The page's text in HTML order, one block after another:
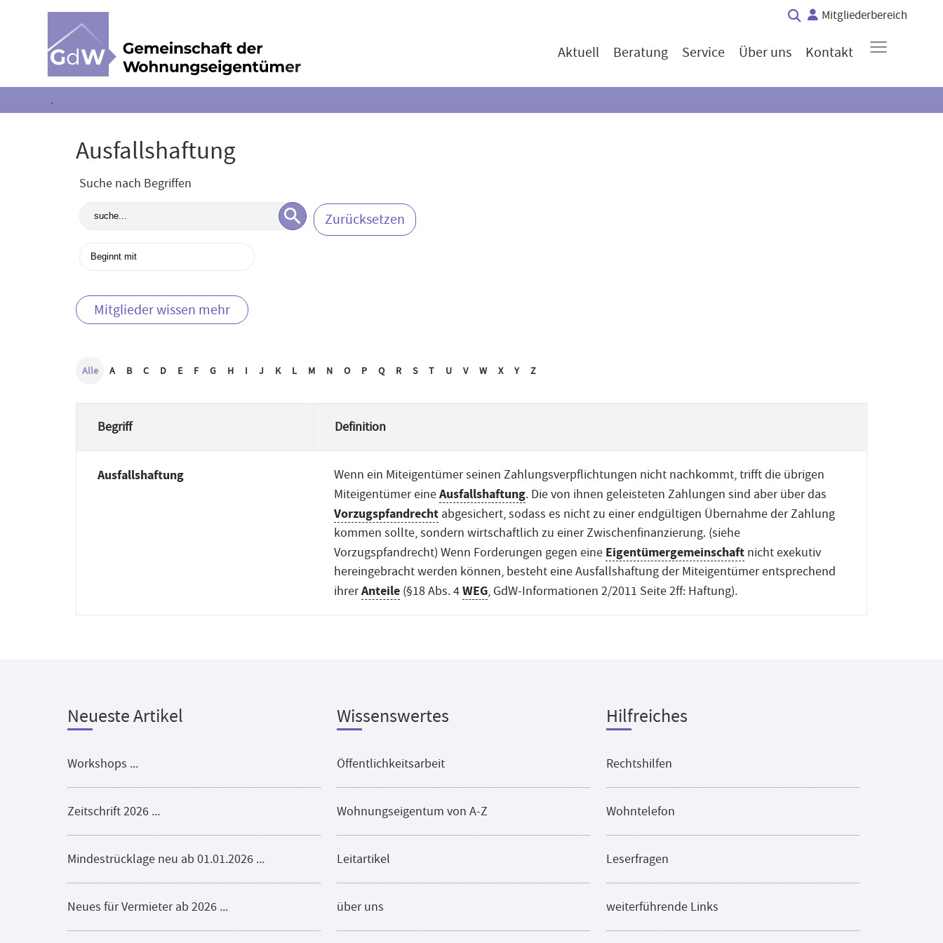
Mitgliederbereich
Aktuell Beratung Service Über uns Kontakt ≡
.
Ausfallshaftung
Suche nach Begriffen
Mitglieder wissen mehr
Alle A B C D E F G H I J K L M N O P Q R S T U V W X Y Z
Begriff Definition
Ausfallshaftung
Wenn ein Miteigentümer seinen Zahlungsverpflichtungen nicht nachkommt, trifft die übrigen
Miteigentümer eineAusfallshaftung. Die von ihnen geleisteten Zahlungen sind aber über das
Vorzugspfandrecht abgesichert, sodass es nicht zu einer endgültigen Übernahme der Zahlung
kommen sollte, sondern wirtschaftlich zu einer Zwischenfinanzierung. (siehe
Vorzugspfandrecht) Wenn Forderungen gegen eine Eigentümergemeinschaft nicht exekutiv
hereingebracht werden können, besteht eine Ausfallshaftung der Miteigentümer entsprechend
ihrerAnteile (§18 Abs. 4WEG, GdW-Informationen 2/2011 Seite 2ff: Haftung).
Neueste Artikel
Workshops ...
Zeitschrift 2026 ...
Mindestrücklage neu ab 01.01.2026 ...
Neues für Vermieter ab 2026 ...
Wissenswertes
Öffentlichkeitsarbeit
Wohnungseigentum von A-Z
Leitartikel
über uns
Hilfreiches
Rechtshilfen
Wohntelefon
Leserfragen
weiterführende Links